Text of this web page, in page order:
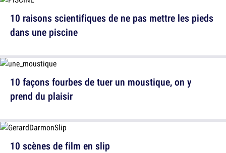
10 raisons scientifiques de ne pas mettre les pieds
dans une piscine
10 scènes de film en slip
10 façons fourbes de tuer un moustique, on y
prend du plaisir